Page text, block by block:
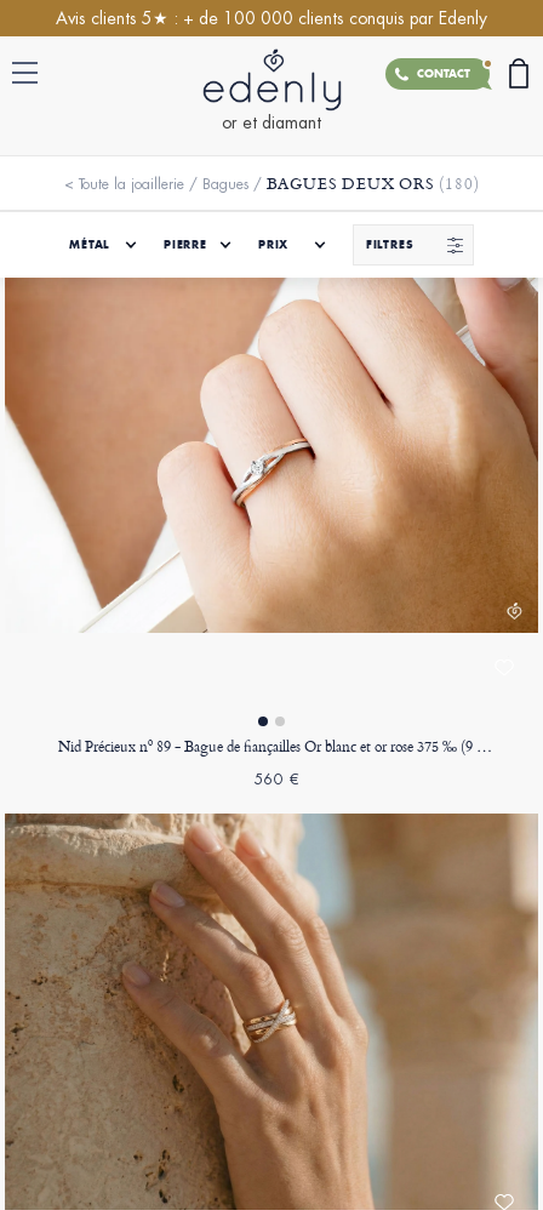
Avis clients 5★ : + de 100 000 clients conquis par Edenly
CONTACT
or et diamant
< Toute la joaillerie/ Bagues/ BAGUES DEUX ORS (180)
MÉTAL PIERRE PRIX FILTRES
Nid Précieux nº 89 - Bague de fiançailles Or blanc et or rose 375 ‰ (9 carats)
560 €